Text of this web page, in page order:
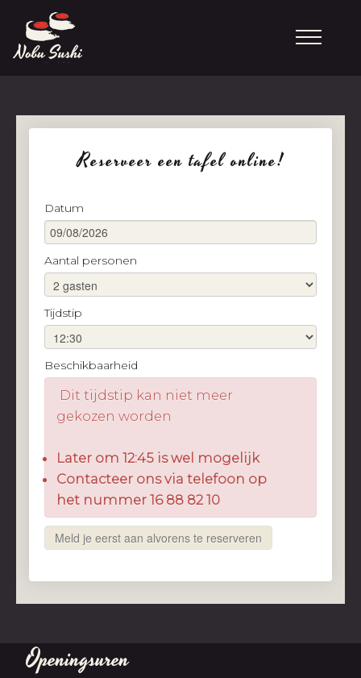
Reserveer een tafel online!
Datum
Aantal personen
Tijdstip
Beschikbaarheid
Dit tijdstip kan niet meer
gekozen worden
Later om 12:45 is wel mogelijk
Contacteer ons via telefoon op
het nummer 16 88 82 10
Meld je eerst aan alvorens te reserveren
Openingsuren